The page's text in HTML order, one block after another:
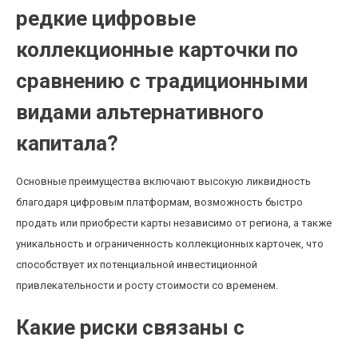
редкие цифровые
коллекционные карточки по
сравнению с традиционными
видами альтернативного
капитала?
Основные преимущества включают высокую ликвидность
благодаря цифровым платформам, возможность быстро
продать или приобрести карты независимо от региона, а также
уникальность и ограниченность коллекционных карточек, что
способствует их потенциальной инвестиционной
привлекательности и росту стоимости со временем.
Какие риски связаны с